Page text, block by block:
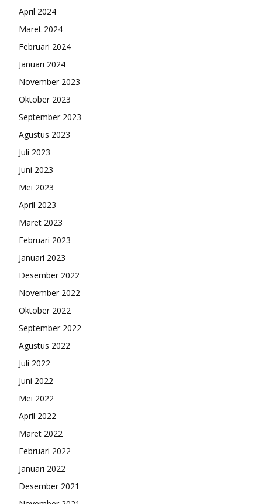
April 2024
Maret 2024
Februari 2024
Januari 2024
November 2023
Oktober 2023
September 2023
Agustus 2023
Juli 2023
Juni 2023
Mei 2023
April 2023
Maret 2023
Februari 2023
Januari 2023
Desember 2022
November 2022
Oktober 2022
September 2022
Agustus 2022
Juli 2022
Juni 2022
Mei 2022
April 2022
Maret 2022
Februari 2022
Januari 2022
Desember 2021